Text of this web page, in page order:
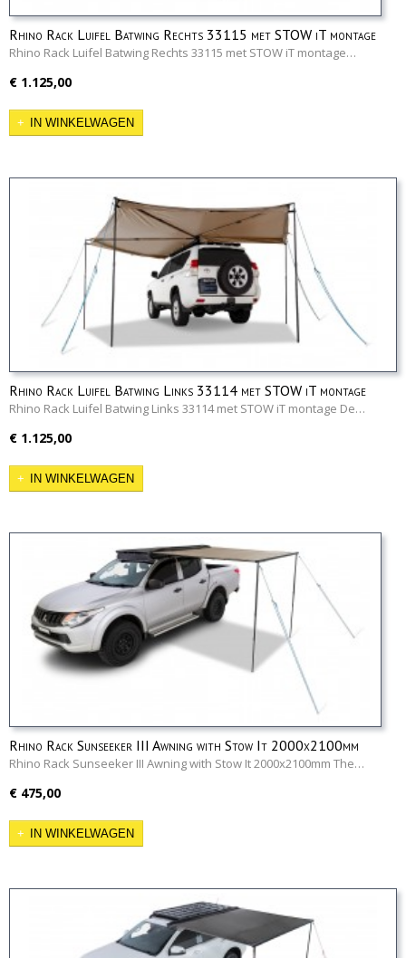
Rhino Rack Luifel Batwing Rechts 33115 met STOW iT montage
Rhino Rack Luifel Batwing Rechts 33115 met STOW iT montage…
€ 1.125,00
IN WINKELWAGEN
Rhino Rack Luifel Batwing Links 33114 met STOW iT montage
Rhino Rack Luifel Batwing Links 33114 met STOW iT montage De…
€ 1.125,00
IN WINKELWAGEN
Rhino Rack Sunseeker III Awning with Stow It 2000x2100mm
Rhino Rack Sunseeker III Awning with Stow It 2000x2100mm The…
€ 475,00
IN WINKELWAGEN